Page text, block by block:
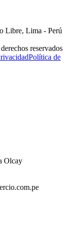
Libre, Lima - Perú
reservados
Política de
Olcay